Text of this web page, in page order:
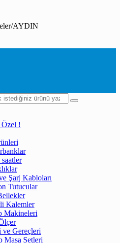
AYDIN
!
saatler
Şarj Kabloları
Tutucular
Kalemler
Makineleri
ve Gereçleri
Masa Setleri